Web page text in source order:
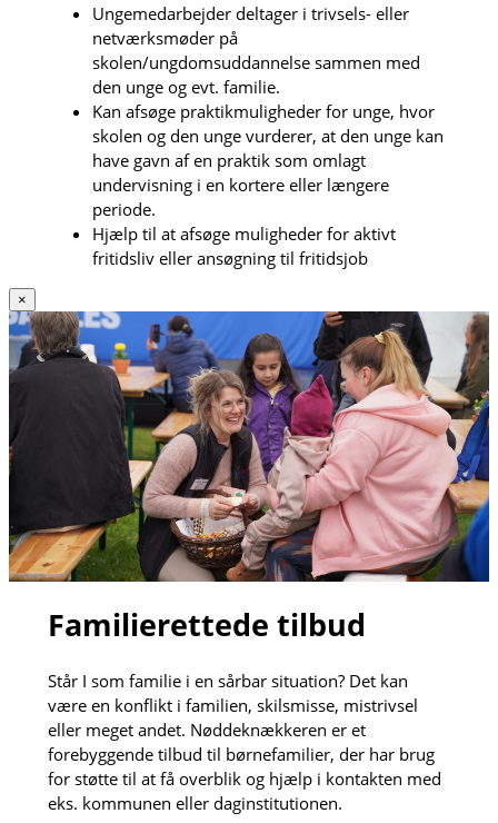
Ungemedarbejder deltager i trivsels- eller
netværksmøder på
skolen/ungdomsuddannelse sammen med
den unge og evt. familie.
Kan afsøge praktikmuligheder for unge, hvor
skolen og den unge vurderer, at den unge kan
have gavn af en praktik som omlagt
undervisning i en kortere eller længere
periode.
Hjælp til at afsøge muligheder for aktivt
fritidsliv eller ansøgning til fritidsjob
×
Familierettede tilbud
Står I som familie i en sårbar situation? Det kan
være en konflikt i familien, skilsmisse, mistrivsel
eller meget andet. Nøddeknækkeren er et
forebyggende tilbud til børnefamilier, der har brug
for støtte til at få overblik og hjælp i kontakten med
eks. kommunen eller daginstitutionen.